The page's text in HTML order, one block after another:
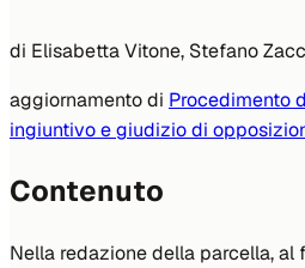
di Elisabetta Vitone, Stefano
aggiornamento di Procedimento
ingiuntivo e giudizio di
Contenuto
Nella redazione della parcella, al